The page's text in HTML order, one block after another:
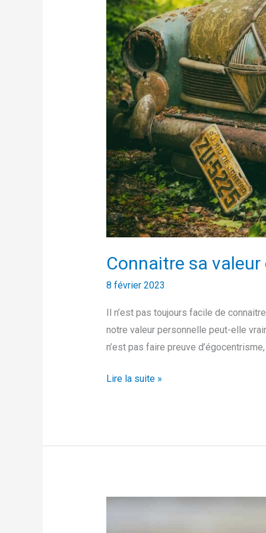
Connaitre sa
8 février 2023
Il n’est pas toujours facile de
notre valeur personnelle peut-elle
n’est pas faire preuve
Lire la suite »